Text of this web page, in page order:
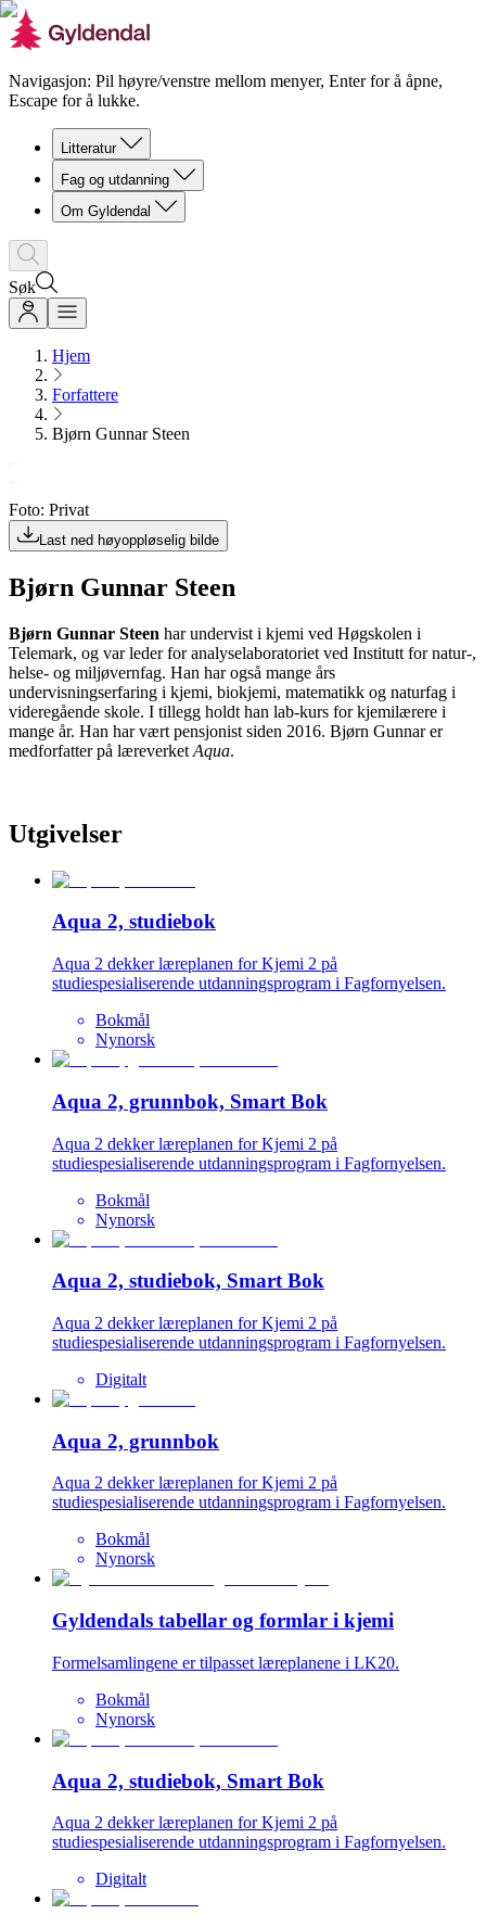
Navigasjon: Pil høyre/venstre mellom menyer, Enter for å åpne,
Escape for å lukke.
Litteratur
Fag og utdanning
Om Gyldendal
Søk
Hjem
Forfattere
Bjørn Gunnar Steen
Foto: Privat
Last ned høyoppløselig bilde
Bjørn Gunnar Steen
Bjørn Gunnar Steen har undervist i kjemi ved Høgskolen i
Telemark, og var leder for analyselaboratoriet ved Institutt for natur-,
helse- og miljøvernfag. Han har også mange års
undervisningserfaring i kjemi, biokjemi, matematikk og naturfag i
videregående skole. I tillegg holdt han lab-kurs for kjemilærere i
mange år. Han har vært pensjonist siden 2016. Bjørn Gunnar er
medforfatter på læreverket Aqua.
Utgivelser
Aqua 2, studiebok
Aqua 2 dekker læreplanen for Kjemi 2 på
studiespesialiserende utdanningsprogram i Fagfornyelsen.
Bokmål
Nynorsk
Aqua 2, grunnbok, Smart Bok
Aqua 2 dekker læreplanen for Kjemi 2 på
studiespesialiserende utdanningsprogram i Fagfornyelsen.
Bokmål
Nynorsk
Aqua 2, studiebok, Smart Bok
Aqua 2 dekker læreplanen for Kjemi 2 på
studiespesialiserende utdanningsprogram i Fagfornyelsen.
Digitalt
Aqua 2, grunnbok
Aqua 2 dekker læreplanen for Kjemi 2 på
studiespesialiserende utdanningsprogram i Fagfornyelsen.
Bokmål
Nynorsk
Gyldendals tabellar og formlar i kjemi
Formelsamlingene er tilpasset læreplanene i LK20.
Bokmål
Nynorsk
Aqua 2, studiebok, Smart Bok
Aqua 2 dekker læreplanen for Kjemi 2 på
studiespesialiserende utdanningsprogram i Fagfornyelsen.
Digitalt